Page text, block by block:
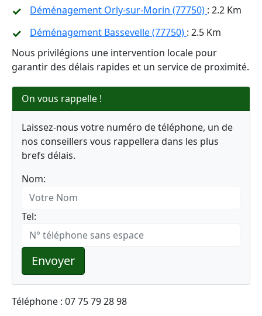
Déménagement Orly-sur-Morin (77750) : 2.2 Km
Déménagement Bassevelle (77750) : 2.5 Km
Nous privilégions une intervention locale pour
garantir des délais rapides et un service de proximité.
On vous rappelle !
Laissez-nous votre numéro de téléphone, un de
nos conseillers vous rappellera dans les plus
brefs délais.
Nom:
Tel:
Envoyer
Téléphone : 07 75 79 28 98